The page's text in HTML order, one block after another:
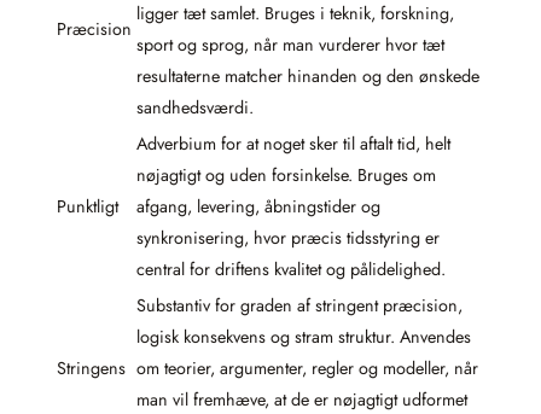
Præcision
ligger tæt samlet. Bruges i teknik, forskning,
sport og sprog, når man vurderer hvor tæt
resultaterne matcher hinanden og den ønskede
sandhedsværdi.
Punktligt
Adverbium for at noget sker til aftalt tid, helt
nøjagtigt og uden forsinkelse. Bruges om
afgang, levering, åbningstider og
synkronisering, hvor præcis tidsstyring er
central for driftens kvalitet og pålidelighed.
Stringens
Substantiv for graden af stringent præcision,
logisk konsekvens og stram struktur. Anvendes
om teorier, argumenter, regler og modeller, når
man vil fremhæve, at de er nøjagtigt udformet